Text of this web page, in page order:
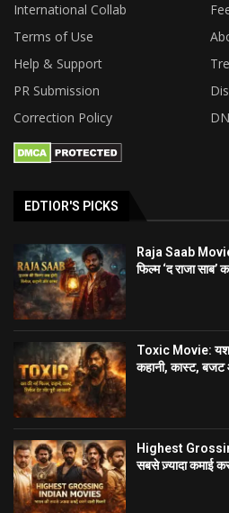
International Collab
Terms of Use
Help & Support
PR Submission
Correction Policy
EDTIOR'S PICKS
Raja Saab
फिल्म ‘द राजा साब’
Toxic Movie: यश
कहानी, कास्ट,
Highest
सबसे ज़्यादा कमाई